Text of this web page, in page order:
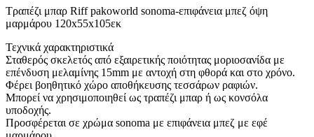
Τραπέζι μπαρ Riff pakoworld sonoma-επιφάνεια μπεζ όψη
μαρμάρου 120x55x105εκ
Τεχνικά χαρακτηριστικά
Σταθερός σκελετός από εξαιρετικής ποιότητας μοριοσανίδα με
επένδυση μελαμίνης 15mm με αντοχή στη φθορά και στο χρόνο.
Φέρει βοηθητικό χώρο αποθήκευσης τεσσάρων ραφιών.
Μπορεί να χρησιμοποιηθεί ως τραπέζι μπαρ ή ως κονσόλα
υποδοχής.
Προσφέρεται σε χρώμα sonoma με επιφάνεια μπεζ με εφέ